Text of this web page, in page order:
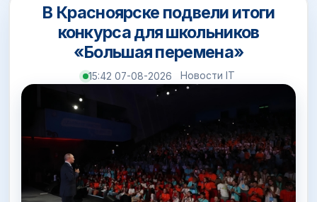
В Красноярске подвели итоги
конкурса для школьников
«Большая перемена»
15:42 07-08-2026 Новости IT